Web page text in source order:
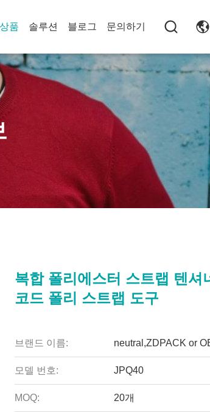
상품 솔루션 블로그 문의하기
복합 폴리에스터 스트랩 텐셔
코드 폴리 스트랩 도구
브랜드 이름: neutral,ZDPACK or
모델 번호: JPQ40
MOQ: 20개